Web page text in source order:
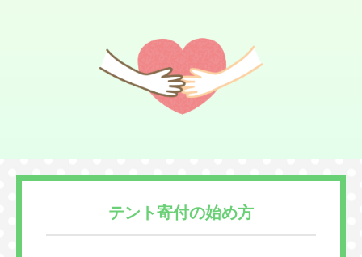
テント寄付の始め方